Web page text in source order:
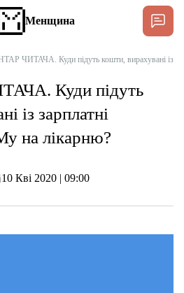
Підтримати
Менщина
ЧИТАЧА. Куди підуть кошти, вирахувані із
Куди підуть
із зарплатні
на лікарню?
10 Кві 2020 | 09:00